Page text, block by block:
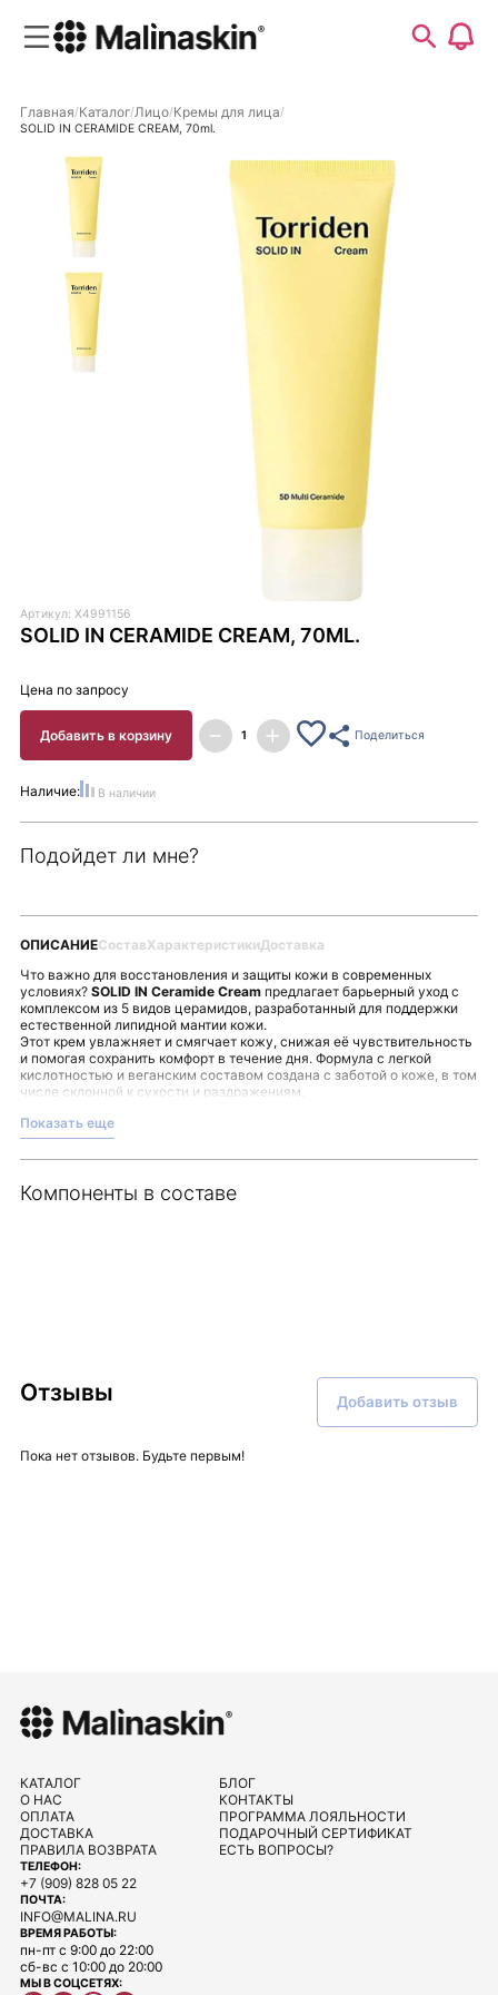
Главная Каталог Лицо Кремы для лица
SOLID IN CERAMIDE CREAM, 70ml.
Артикул: X4991156
SOLID IN CERAMIDE CREAM, 70ML.
Цена по запросу
Добавить в корзину Поделиться
Наличие: В наличии
Подойдет ли мне?
ОПИСАНИЕСоставХарактеристикиДоставка
Что важно для восстановления и защиты кожи в современных
условиях? SOLID IN Ceramide Creamпредлагает барьерный уход с
комплексом из 5 видов церамидов, разработанный для поддержки
естественной липидной мантии кожи.
Этот крем увлажняет и смягчает кожу, снижая её чувствительность
и помогая сохранить комфорт в течение дня. Формула с легкой
кислотностью и веганским составом создана с заботой о коже, в том
числе склонной к сухости и раздражениям.
поддерживает защитные свойства кожи,
Наносите крем на кожу лица и шеи утром и вечером в завершение
Показать еще
Компоненты в составе
Отзывы Добавить отзыв
Пока нет отзывов. Будьте первым!
ТЕЛЕФОН:
+7 (909) 828 05 22
ПОЧТА:
INFO@MALINA.RU
ВРЕМЯ РАБОТЫ:
пн-пт с 9:00 до 22:00
сб-вс с 10:00 до 20:00
МЫ В СОЦСЕТЯХ:
КАТАЛОГ
О НАС
ОПЛАТА
ДОСТАВКА
ПРАВИЛА ВОЗВРАТА
БЛОГ
КОНТАКТЫ
ПРОГРАММА ЛОЯЛЬНОСТИ
ПОДАРОЧНЫЙ СЕРТИФИКАТ
ЕСТЬ ВОПРОСЫ?